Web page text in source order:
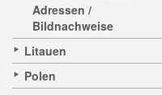
Adressen /
Bildnachweise
Litauen
Polen